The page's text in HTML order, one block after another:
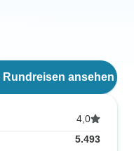
Rundreisen ansehen
4,0
5.493